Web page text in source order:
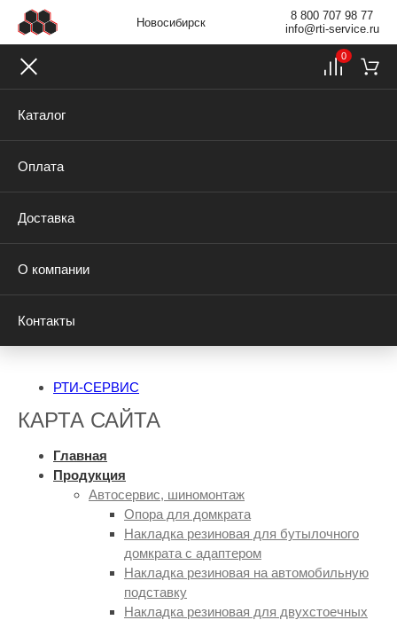
Новосибирск
8 800 707 98 77
info@rti-service.ru
Каталог
Оплата
Доставка
О компании
Контакты
0
РТИ-СЕРВИС
КАРТА САЙТА
Главная
Продукция
Автосервис, шиномонтаж
Опора для домкрата
Накладка резиновая для бутылочного
домкрата с адаптером
Накладка резиновая на автомобильную
подставку
Накладка резиновая для двухстоечных